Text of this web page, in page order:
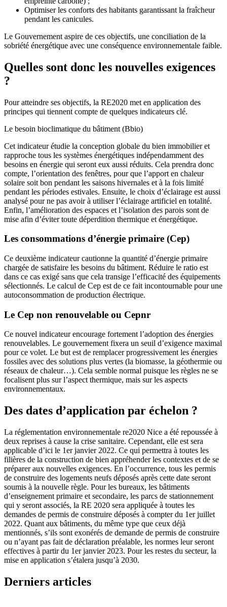
Optimiser les conforts des habitants garantissant la fraîcheur
pendant les canicules.
Le Gouvernement aspire de ces objectifs, une conciliation de la
sobriété énergétique avec une conséquence environnementale faible.
Quelles sont donc les nouvelles exigences
?
Pour atteindre ses objectifs, la RE2020 met en application des
principes qui tiennent compte de quelques indicateurs clé.
Le besoin bioclimatique du bâtiment (Bbio)
Cet indicateur étudie la conception globale du bien immobilier et
rapproche tous les systèmes énergétiques indépendamment des
besoins en énergie qui seront eux aussi réduits. Cela prendra donc
compte, l’orientation des fenêtres, pour que l’apport en chaleur
solaire soit bon pendant les saisons hivernales et à la fois limité
pendant les périodes estivales. Ensuite, le choix d’éclairage est aussi
analysé pour ne pas avoir à utiliser l’éclairage artificiel en totalité.
Enfin, l’amélioration des espaces et l’isolation des parois sont de
mise afin d’éviter toute déperdition thermique et énergétique.
Les consommations d’énergie primaire (Cep)
Ce deuxième indicateur cautionne la quantité d’énergie primaire
chargée de satisfaire les besoins du bâtiment. Réduire le ratio est
dans ce cas exigé sans que cela transige l’efficacité des équipements
sélectionnés. Le calcul de Cep est de ce fait incontournable pour une
autoconsommation de production électrique.
Le Cep non renouvelable ou Cepnr
Ce nouvel indicateur encourage fortement l’adoption des énergies
renouvelables. Le gouvernement fixera un seuil d’exigence maximal
pour ce volet. Le but est de remplacer progressivement les énergies
fossiles avec des solutions plus vertes (la biomasse, la géothermie ou
réseaux de chaleur…). Cela semble normal puisque les règles ne se
focalisent plus sur l’aspect thermique, mais sur les aspects
environnementaux.
Des dates d’application par échelon ?
La réglementation environnementale re2020 Nice a été repoussée à
deux reprises à cause la crise sanitaire. Cependant, elle est sera
applicable d’ici le 1er janvier 2022. Ce qui permettra à toutes les
filières de la construction de bien appréhender les contextes et de se
préparer aux nouvelles exigences. En l’occurrence, tous les permis
de construire des logements neufs déposés après cette date seront
soumis à la nouvelle règle. Pour les bureaux, les bâtiments
d’enseignement primaire et secondaire, les parcs de stationnement
qui y seront associés, la RE 2020 sera appliquée à toutes les
demandes de permis de construire déposés à compter du 1er juillet
2022. Quant aux bâtiments, du même type que ceux déjà
mentionnés, s’ils sont exonérés de demande de permis de construire
ou n’ayant pas fait de déclaration préalable, les normes leur seront
effectives à partir du 1er janvier 2023. Pour les restes du secteur, la
mise en application s’étalera jusqu’à 2030.
Derniers articles